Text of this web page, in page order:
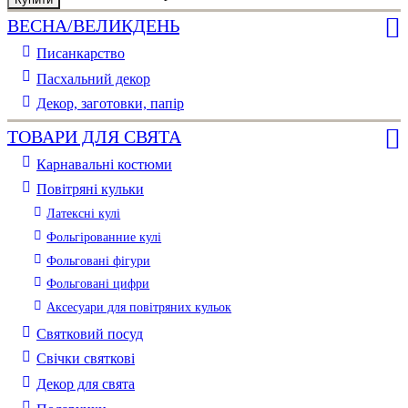
ВЕСНА/ВЕЛИКДЕНЬ
Писанкарство
Пасхальний декор
Декор, заготовки, папір
ТОВАРИ ДЛЯ СВЯТА
Карнавальні костюми
Повітряні кульки
Латексні кулі
Фольгірованние кулі
Фольговані фігури
Фольговані цифри
Аксесуари для повітряних кульок
Святковий посуд
Свічки святкові
Декор для свята